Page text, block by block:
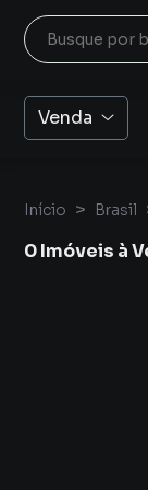
Venda
Início Brasil
0 Imóveis à